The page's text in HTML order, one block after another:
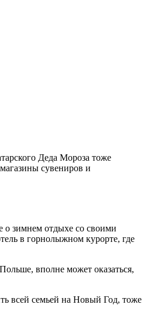
Деда Мороза тоже
сувениров и
о зимнем отдыхе со своими
в горнолыжном курорте, где
вполне может оказаться,
всей семьей на Новый Год, тоже